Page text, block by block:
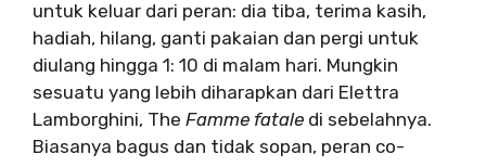
untuk keluar dari peran: dia tiba, terima kasih,
hadiah, hilang, ganti pakaian dan pergi untuk
diulang hingga 1: 10 di malam hari. Mungkin
sesuatu yang lebih diharapkan dari Elettra
Lamborghini, The Famme fatale di sebelahnya.
Biasanya bagus dan tidak sopan, peran co-